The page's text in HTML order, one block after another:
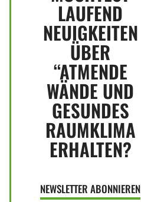
LAUFEND
NEUIGKEITEN
ÜBER
“ATMENDE
WÄNDE UND
GESUNDES
RAUMKLIMA
ERHALTEN?
NEWSLETTER ABONNIEREN